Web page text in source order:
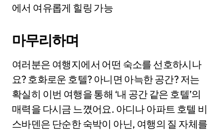
에서 여유롭게 힐링 가능
마무리하며
여러분은 여행지에서 어떤 숙소를 선호하시나
요? 호화로운 호텔? 아니면 아늑한 공간? 저는
확실히 이번 여행을 통해 ‘내 공간 같은 호텔’의
매력을 다시금 느꼈어요. 아디나 아파트 호텔 비
스바덴은 단순한 숙박이 아닌, 여행의 질 자체를